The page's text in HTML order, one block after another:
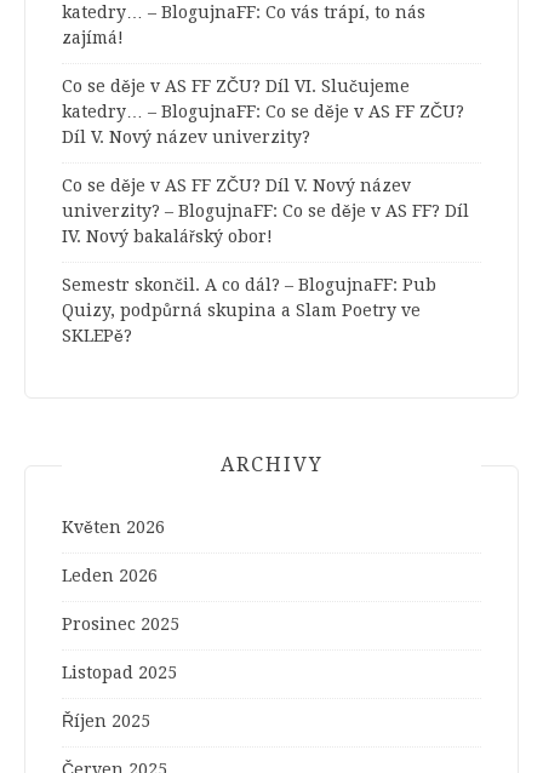
katedry… – BlogujnaFF: Co vás trápí, to nás
zajímá!
Co se děje v AS FF ZČU? Díl VI. Slučujeme
katedry… – BlogujnaFF: Co se děje v AS FF ZČU?
Díl V. Nový název univerzity?
Co se děje v AS FF ZČU? Díl V. Nový název
univerzity? – BlogujnaFF: Co se děje v AS FF? Díl
IV. Nový bakalářský obor!
Semestr skončil. A co dál? – BlogujnaFF: Pub
Quizy, podpůrná skupina a Slam Poetry ve
SKLEPě?
ARCHIVY
Květen 2026
Leden 2026
Prosinec 2025
Listopad 2025
Říjen 2025
Červen 2025